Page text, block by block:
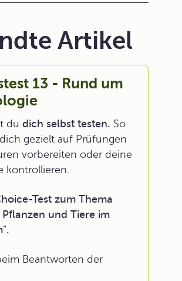
Artikel
13 - Rund um
dudich selbst testen. So
gezielt auf Prüfungen
vorbereiten oder deine
kontrollieren.
Test zum Thema
und Tiere im
Beantworten der